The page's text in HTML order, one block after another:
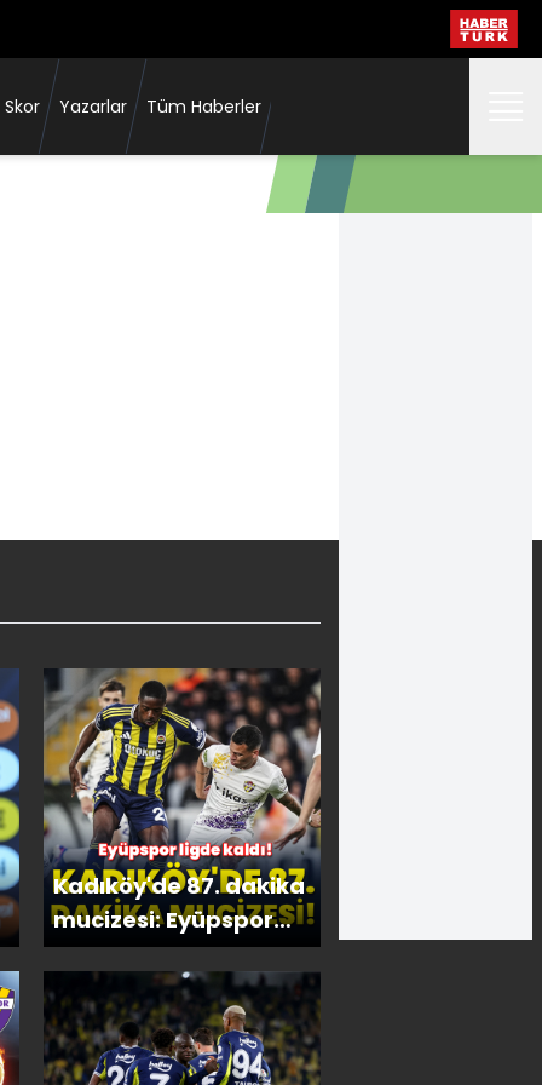
Skor Yazarlar Tüm Haberler
Fırtına, Prestianni'de sona
Kadıköy'de 87. dakika
mucizesi: Eyüpspor
ligde kaldı!